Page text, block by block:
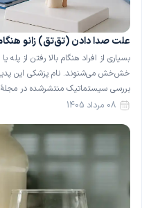
علت صدا دادن (تق‌تق) زانو هنگام
بسیاری از افراد هنگام بالا رفتن از
صدا در حدود ۳۶ درصد از افراد کاملاً سالم و بدون درد نیز دیده می‌شود […]
08 مرداد 1405